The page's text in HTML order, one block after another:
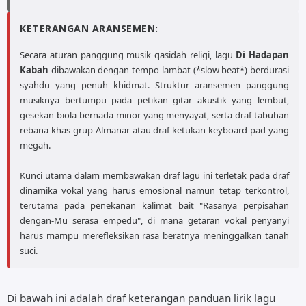
KETERANGAN ARANSEMEN:
Secara aturan panggung musik qasidah religi, lagu Di Hadapan
Kabah dibawakan dengan tempo lambat (*slow beat*) berdurasi
syahdu yang penuh khidmat. Struktur aransemen panggung
musiknya bertumpu pada petikan gitar akustik yang lembut,
gesekan biola bernada minor yang menyayat, serta draf tabuhan
rebana khas grup Almanar atau draf ketukan keyboard pad yang
megah.
Kunci utama dalam membawakan draf lagu ini terletak pada draf
dinamika vokal yang harus emosional namun tetap terkontrol,
terutama pada penekanan kalimat bait "Rasanya perpisahan
dengan-Mu serasa empedu", di mana getaran vokal penyanyi
harus mampu merefleksikan rasa beratnya meninggalkan tanah
suci.
Di bawah ini adalah draf keterangan panduan lirik lagu